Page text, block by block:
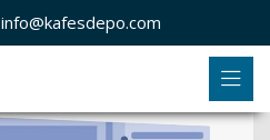
info@kafesdepo.com